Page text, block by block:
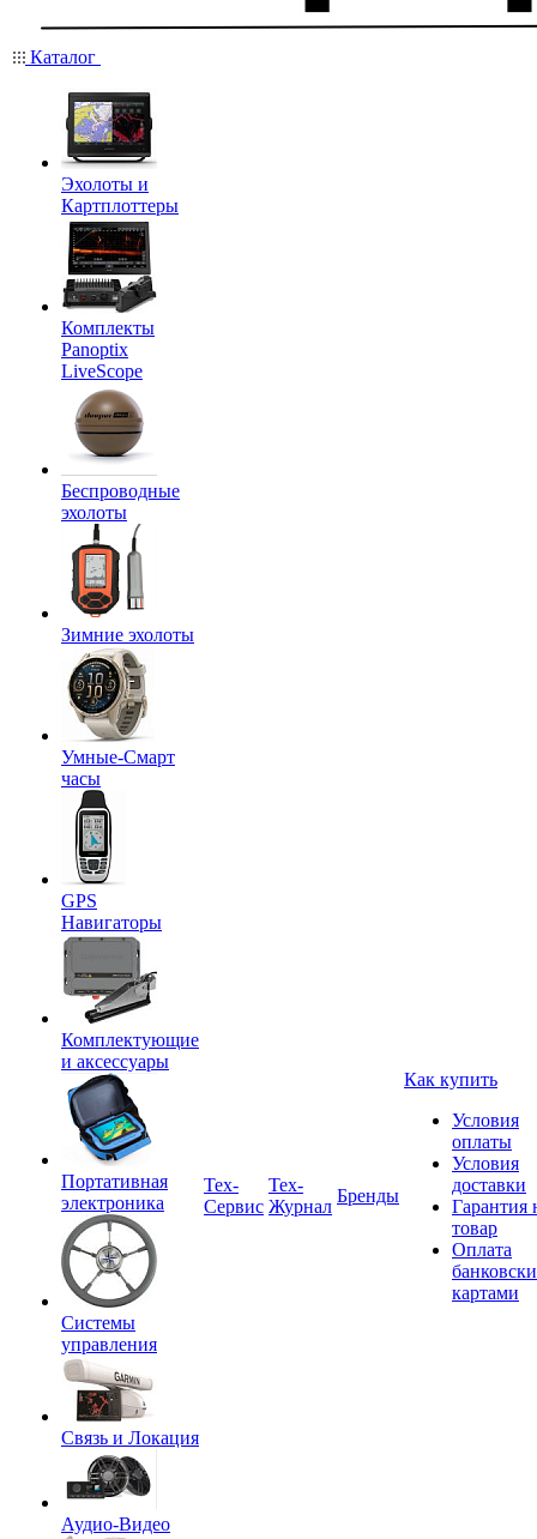
Каталог
Эхолоты и
Картплоттеры
Комплекты
Panoptix
LiveScope
Беспроводные
эхолоты
Зимние эхолоты
Умные-Смарт
часы
GPS
Навигаторы
Комплектующие
и аксессуары
Портативная
электроника
Системы
управления
Связь и Локация
Аудио-Видео
Tex-
Сервис
Тех-
Журнал
Бренды
Как купить
Условия
оплаты
Условия
доставки
Гарантия
товар
Оплата
картами